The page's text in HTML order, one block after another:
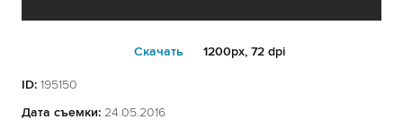
Cкачать 1200px, 72 dpi
ID: 195150
Дата съемки: 24.05.2016